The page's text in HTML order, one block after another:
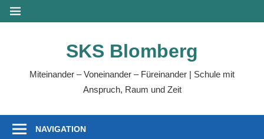
SKS Blomberg
Miteinander – Voneinander – Füreinander | Schule mit
Anspruch, Raum und Zeit
NAVIGATION